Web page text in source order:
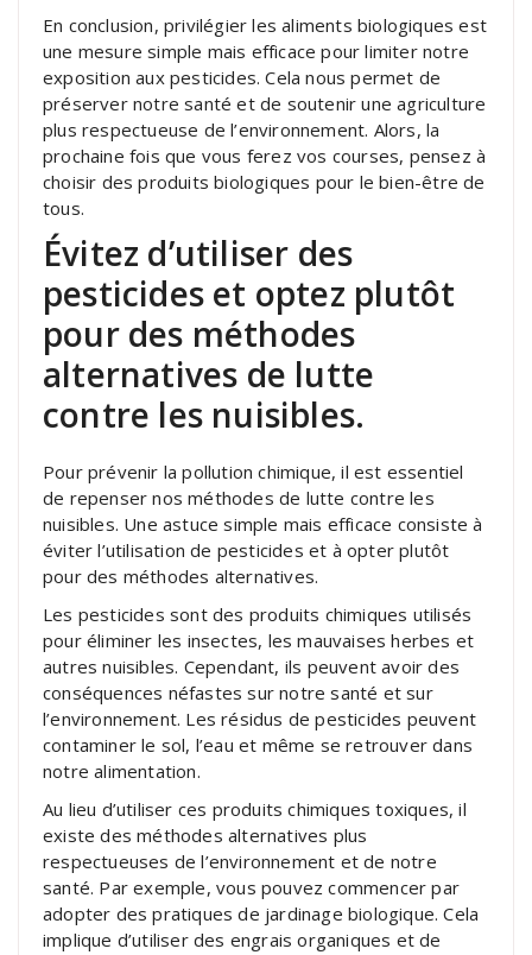
En conclusion, privilégier les aliments biologiques est
une mesure simple mais efficace pour limiter notre
exposition aux pesticides. Cela nous permet de
préserver notre santé et de soutenir une agriculture
plus respectueuse de l’environnement. Alors, la
prochaine fois que vous ferez vos courses, pensez à
choisir des produits biologiques pour le bien-être de
tous.
Évitez d’utiliser des
pesticides et optez plutôt
pour des méthodes
alternatives de lutte
contre les nuisibles.
Pour prévenir la pollution chimique, il est essentiel
de repenser nos méthodes de lutte contre les
nuisibles. Une astuce simple mais efficace consiste à
éviter l’utilisation de pesticides et à opter plutôt
pour des méthodes alternatives.
Les pesticides sont des produits chimiques utilisés
pour éliminer les insectes, les mauvaises herbes et
autres nuisibles. Cependant, ils peuvent avoir des
conséquences néfastes sur notre santé et sur
l’environnement. Les résidus de pesticides peuvent
contaminer le sol, l’eau et même se retrouver dans
notre alimentation.
Au lieu d’utiliser ces produits chimiques toxiques, il
existe des méthodes alternatives plus
respectueuses de l’environnement et de notre
santé. Par exemple, vous pouvez commencer par
adopter des pratiques de jardinage biologique. Cela
implique d’utiliser des engrais organiques et de